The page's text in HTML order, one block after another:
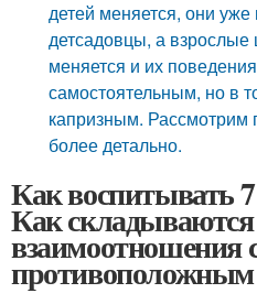
детей меняется, они уже
детсадовцы, а взрослые
меняется и их
самостоятельным, но в
капризным. Рассмотрим
более детально.
Как воспитывать
Как складываются
взаимоотношения